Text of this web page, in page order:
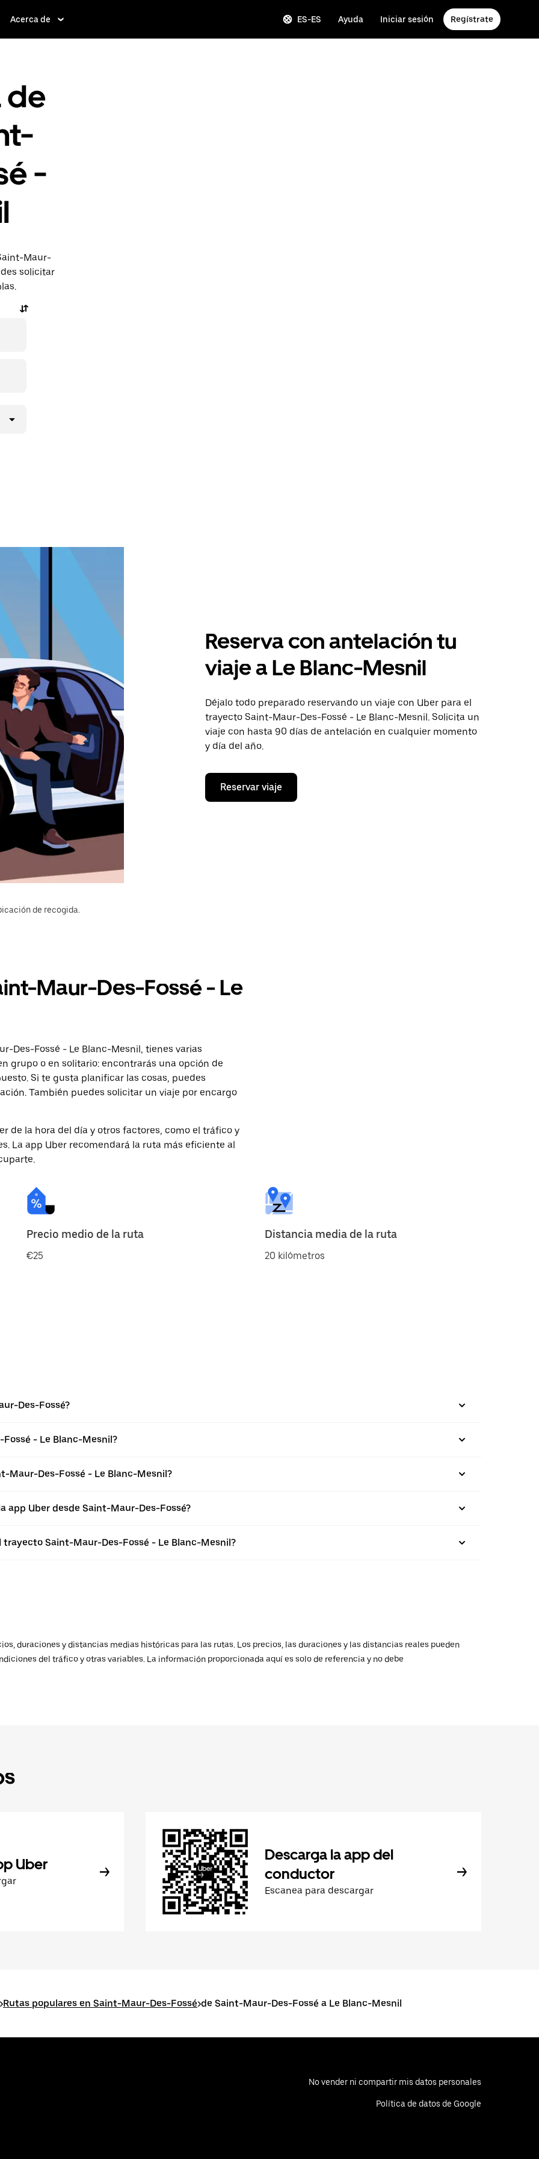
Acerca de ES-ES Ayuda Iniciar sesión Regístrate
de
-
Maur-
solicitar
Reserva con antelación tu
viaje a Le Blanc-Mesnil
Déjalo todo preparado reservando un viaje con Uber para el
trayecto Saint-Maur-Des-Fossé - Le Blanc-Mesnil. Solicita un
viaje con hasta 90 días de antelación en cualquier momento
y día del año.
Reservar viaje
de recogida.
Maur-Des-Fossé - Le
Des-Fossé - Le Blanc-Mesnil, tienes varias
grupo o en solitario: encontrarás una opción de
Si te gusta planificar las cosas, puedes
También puedes solicitar un viaje por encargo
de la hora del día y otros factores, como el tráfico y
La app Uber recomendará la ruta más eficiente al
Precio medio de la ruta
€25
Distancia media de la ruta
20 kilómetros
Des-Fossé?
- Le Blanc-Mesnil?
Maur-Des-Fossé - Le Blanc-Mesnil?
app Uber desde Saint-Maur-Des-Fossé?
Saint-Maur-Des-Fossé - Le Blanc-Mesnil?
duraciones y distancias medias históricas para las rutas. Los precios, las duraciones y las distancias reales pueden
del tráfico y otras variables. La información proporcionada aquí es solo de referencia y no debe
Uber
Descarga la app del
conductor
Escanea para descargar
>Rutas populares en Saint-Maur-Des-Fossé>de Saint-Maur-Des-Fossé a Le Blanc-Mesnil
No vender ni compartir mis datos personales
Política de datos de Google